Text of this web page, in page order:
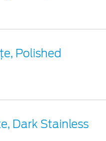
Polished
Dark Stainless